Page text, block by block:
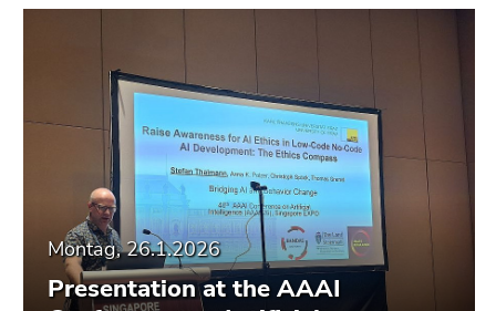
Montag, 26.1.2026
Presentation at the AAAI